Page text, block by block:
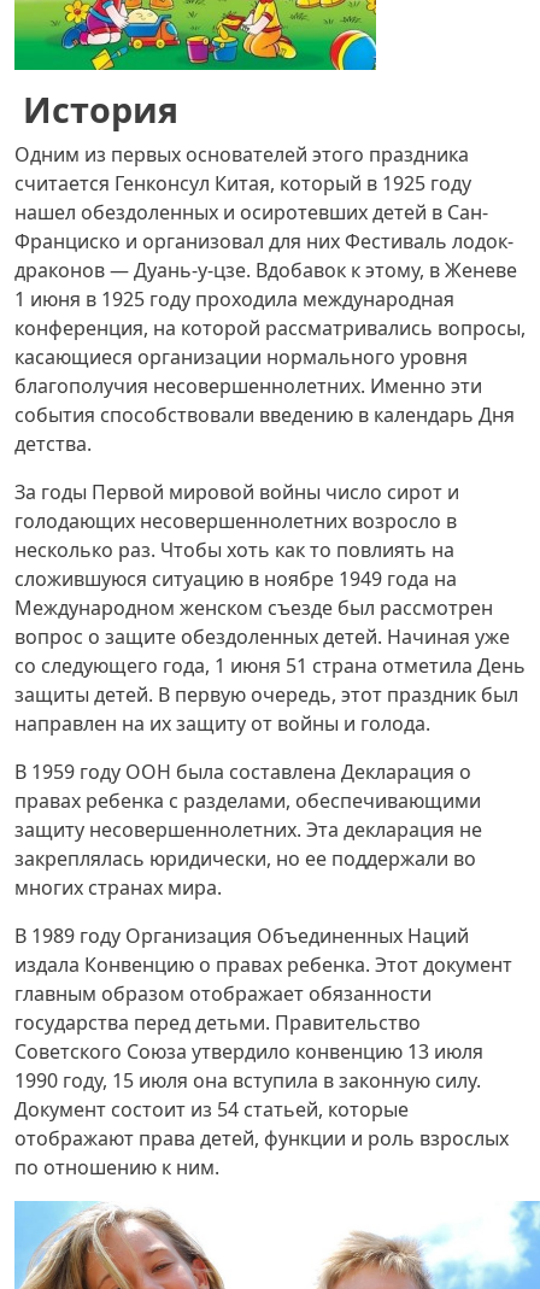
История
Одним из первых основателей этого праздника
считается Генконсул Китая, который в 1925 году
нашел обездоленных и осиротевших детей в Сан-
Франциско и организовал для них Фестиваль лодок-
драконов — Дуань-у-цзе. Вдобавок к этому, в Женеве
1 июня в 1925 году проходила международная
конференция, на которой рассматривались вопросы,
касающиеся организации нормального уровня
благополучия несовершеннолетних. Именно эти
события способствовали введению в календарь Дня
детства.
За годы Первой мировой войны число сирот и
голодающих несовершеннолетних возросло в
несколько раз. Чтобы хоть как то повлиять на
сложившуюся ситуацию в ноябре 1949 года на
Международном женском съезде был рассмотрен
вопрос о защите обездоленных детей. Начиная уже
со следующего года, 1 июня 51 страна отметила День
защиты детей. В первую очередь, этот праздник был
направлен на их защиту от войны и голода.
В 1959 году ООН была составлена Декларация о
правах ребенка с разделами, обеспечивающими
защиту несовершеннолетних. Эта декларация не
закреплялась юридически, но ее поддержали во
многих странах мира.
В 1989 году Организация Объединенных Наций
издала Конвенцию о правах ребенка. Этот документ
главным образом отображает обязанности
государства перед детьми. Правительство
Советского Союза утвердило конвенцию 13 июля
1990 году, 15 июля она вступила в законную силу.
Документ состоит из 54 статьей, которые
отображают права детей, функции и роль взрослых
по отношению к ним.